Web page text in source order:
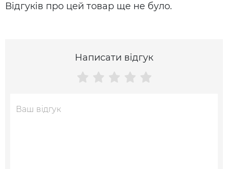
Відгуків про цей товар ще не було.
Написати відгук